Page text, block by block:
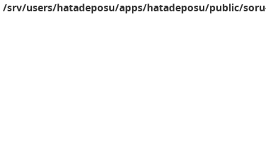
/srv/users/hatadeposu/apps/hatadeposu/public/